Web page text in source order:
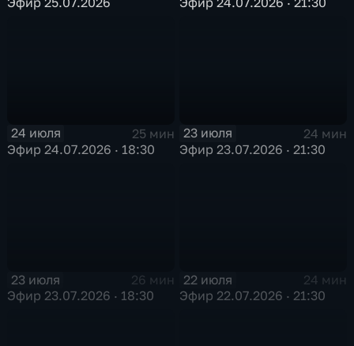
24 июля
25 мин
Эфир 24.07.2026 · 18:30
23 июля
24 мин
Эфир 23.07.2026 · 21:30
23 июля
26 мин
Эфир 23.07.2026 · 18:30
22 июля
24 мин
Эфир 22.07.2026 · 21:30